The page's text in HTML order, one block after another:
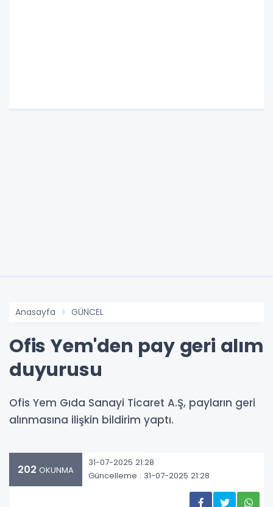
Anasayfa GÜNCEL
Ofis Yem'den pay geri alım
duyurusu
Ofis Yem Gıda Sanayi Ticaret A.Ş, payların geri
alınmasına ilişkin bildirim yaptı.
202 OKUNMA
31-07-2025 21:28
Güncelleme : 31-07-2025 21:28